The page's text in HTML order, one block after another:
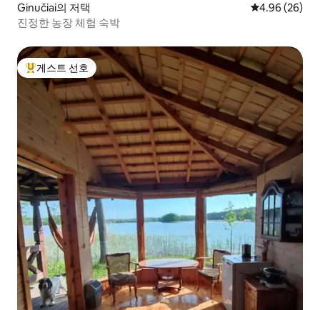
Ginučiai의 저택 평점 4.96점(5
4.96 (26)
진정한 농장 체험 숙박
상위 게스트 선호
게스트 선호